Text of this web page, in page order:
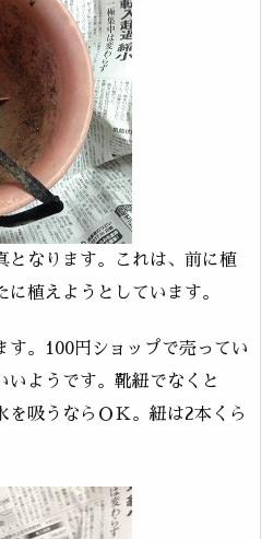
となります。これは、前に植
植えようとしています。
す。100円ショップで売ってい
いようです。靴紐でなくと
を吸うならＯＫ。紐は2本くら